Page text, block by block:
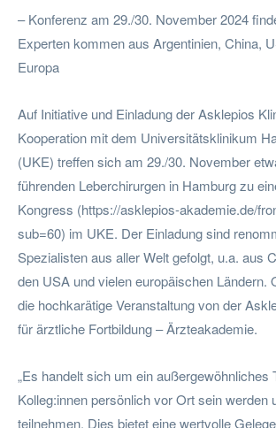
– Konferenz am 29./30. November 2024
Experten kommen aus Argentinien, China,
Europa
Auf Initiative und Einladung der Asklepios
Kooperation mit dem Universitätsklinikum
(UKE) treffen sich am 29./30. November
führenden Leberchirurgen in Hamburg zu
Kongress (https://asklepios-akademie.de/
sub=60) im UKE. Der Einladung sind
Spezialisten aus aller Welt gefolgt, u.a. aus
den USA und vielen europäischen Ländern.
die hochkarätige Veranstaltung von der
für ärztliche Fortbildung – Ärzteakademie.
„Es handelt sich um ein außergewöhnliches
Kolleg:innen persönlich vor Ort sein werden
teilnehmen. Dies bietet eine wertvolle